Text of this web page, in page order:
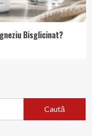
Bisglicinat?
Caută